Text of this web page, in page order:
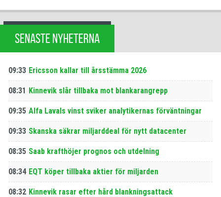
SENASTE NYHETERNA
09:33 Ericsson kallar till årsstämma 2026
08:31 Kinnevik slår tillbaka mot blankarangrepp
09:35 Alfa Lavals vinst sviker analytikernas förväntningar
09:33 Skanska säkrar miljarddeal för nytt datacenter
08:35 Saab krafthöjer prognos och utdelning
08:34 EQT köper tillbaka aktier för miljarden
08:32 Kinnevik rasar efter hård blankningsattack